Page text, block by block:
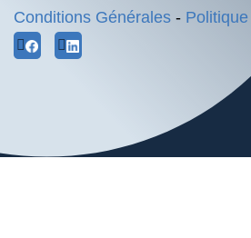
Conditions Générales -